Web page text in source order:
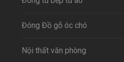
Đóng Đồ gỗ óc chó
Nội thất văn phòng